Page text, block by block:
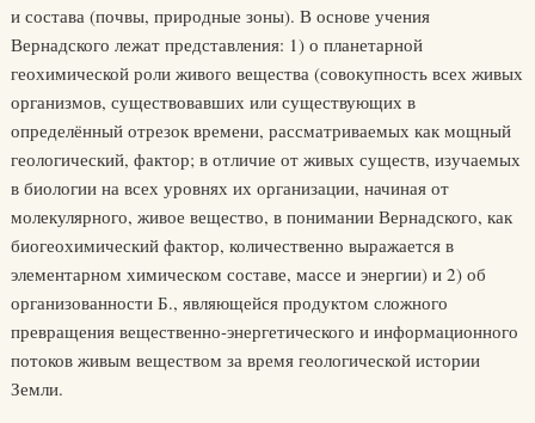
и состава (почвы, природные зоны). В основе учения
Вернадского лежат представления: 1) о планетарной
геохимической роли живого вещества (совокупность всех живых
организмов, существовавших или существующих в
определённый отрезок времени, рассматриваемых как мощный
геологический, фактор; в отличие от живых существ, изучаемых
в биологии на всех уровнях их организации, начиная от
молекулярного, живое вещество, в понимании Вернадского, как
биогеохимический фактор, количественно выражается в
элементарном химическом составе, массе и энергии) и 2) об
организованности Б., являющейся продуктом сложного
превращения вещественно-энергетического и информационного
потоков живым веществом за время геологической истории
Земли.